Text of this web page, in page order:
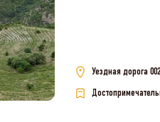
Уездная дорога